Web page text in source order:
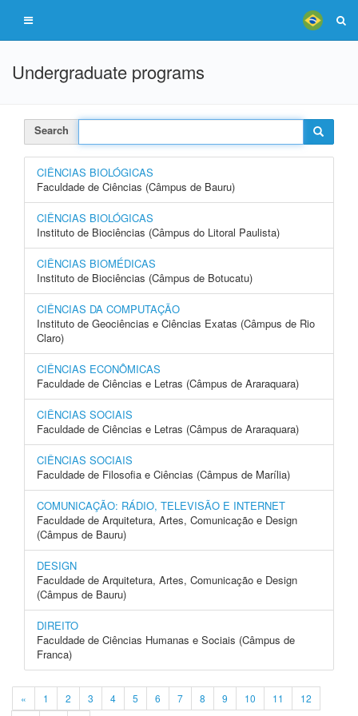
Undergraduate programs
Search
CIÊNCIAS BIOLÓGICAS
Faculdade de Ciências (Câmpus de Bauru)
CIÊNCIAS BIOLÓGICAS
Instituto de Biociências (Câmpus do Litoral Paulista)
CIÊNCIAS BIOMÉDICAS
Instituto de Biociências (Câmpus de Botucatu)
CIÊNCIAS DA COMPUTAÇÃO
Instituto de Geociências e Ciências Exatas (Câmpus de Rio
Claro)
CIÊNCIAS ECONÔMICAS
Faculdade de Ciências e Letras (Câmpus de Araraquara)
CIÊNCIAS SOCIAIS
Faculdade de Ciências e Letras (Câmpus de Araraquara)
CIÊNCIAS SOCIAIS
Faculdade de Filosofia e Ciências (Câmpus de Marília)
COMUNICAÇÃO: RÁDIO, TELEVISÃO E INTERNET
Faculdade de Arquitetura, Artes, Comunicação e Design
(Câmpus de Bauru)
DESIGN
Faculdade de Arquitetura, Artes, Comunicação e Design
(Câmpus de Bauru)
DIREITO
Faculdade de Ciências Humanas e Sociais (Câmpus de
Franca)
« 1 2 3 4 5 6 7 8 9 10 11
12